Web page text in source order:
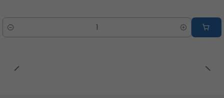
Cantidad